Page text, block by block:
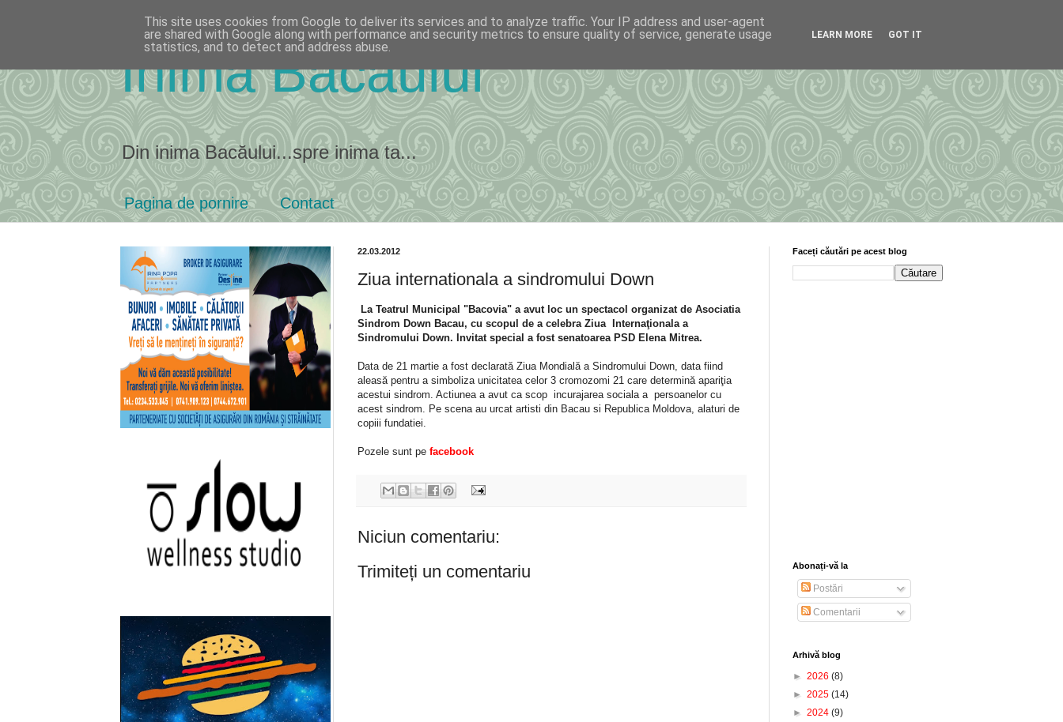
Inima Bacăului
Din inima Bacăului...spre inima ta...
Pagina de pornire Contact
22.03.2012
Ziua internationala a sindromului Down
La Teatrul Municipal "Bacovia" a avut loc un spectacol organizat de Asociatia
Sindrom Down Bacau, cu scopul de a celebra Ziua Internaţionala a
Sindromului Down. Invitat special a fost senatoarea PSD Elena Mitrea.
Data de 21 martie a fost declarată Ziua Mondială a Sindromului Down, data fiind
aleasă pentru a simboliza unicitatea celor 3 cromozomi 21 care determină apariţia
acestui sindrom. Actiunea a avut ca scop incurajarea sociala a persoanelor cu
acest sindrom. Pe scena au urcat artisti din Bacau si Republica Moldova, alaturi de
copiii fundatiei.
Pozele sunt pe facebook
Niciun comentariu:
Trimiteți un comentariu
Faceți căutări pe acest blog
Abonați-vă la
Postări
Comentarii
Arhivă blog
► 2026 (8)
► 2025 (14)
► 2024 (9)
This site uses cookies from Google to deliver its services and to analyze traffic. Your IP address and user-agent
are shared with Google along with performance and security metrics to ensure quality of service, generate usage
statistics, and to detect and address abuse.
LEARN MORE GOT IT